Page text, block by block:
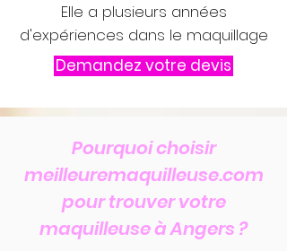
Elle a plusieurs années
d'expériences dans le maquillage
Demandez votre devis
Pourquoi choisir
meilleuremaquilleuse.com
pour trouver votre
maquilleuse à Angers ?